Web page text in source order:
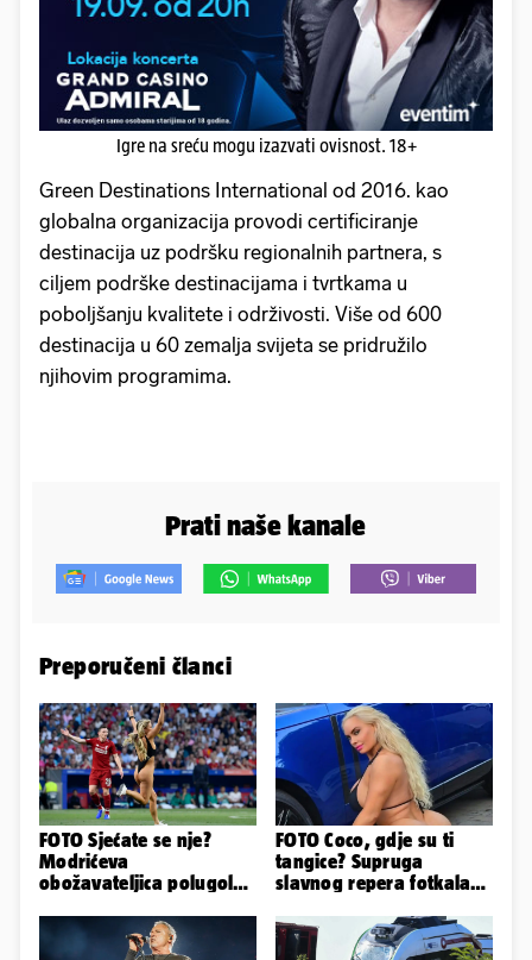
Igre na sreću mogu izazvati ovisnost. 18+
Green Destinations International od 2016. kao
globalna organizacija provodi certificiranje
destinacija uz podršku regionalnih partnera, s
ciljem podrške destinacijama i tvrtkama u
poboljšanju kvalitete i održivosti. Više od 600
destinacija u 60 zemalja svijeta se pridružilo
njihovim programima.
Prati naše kanale
Preporučeni članci
FOTO Sjećate se nje?
Modrićeva
obožavateljica polugola
što radi danas
FOTO Coco, gdje su ti
tangice? Supruga
slavnog repera fotkala
sve